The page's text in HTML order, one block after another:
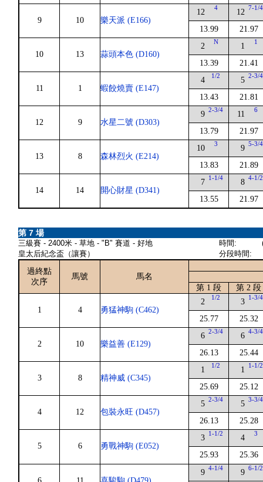
9 10 樂天派 (E166)
12 4
13.99
12 7-1/4
21.97
10 13 蒜頭本色 (D160)
2 N
13.39
1 1
21.41
11 1 蝦餃燒賣 (E147)
4 1/2
13.43
5 2-3/4
21.81
12 9 水星二號 (D303)
9 2-3/4
13.79
11 6
21.97
13 8 森林烈火 (E214)
10 3
13.83
9 5-3/4
21.89
14 14 開心財星 (D341)
7 1-1/4
13.55
8 4-1/2
21.97
第 7 場
三級賽 - 2400米 - 草地 - "B" 賽道 - 好地
皇太后紀念盃（讓賽）
時間:
分段時間:
過終點
次序
馬號
馬名
第 1 段
第 2 段
1 4 勇猛神駒 (C462)
2 1/2
25.77
3 1-3/4
25.32
2 10 樂益善 (E129)
6 2-3/4
26.13
6 4-3/4
25.44
3 8 精神威 (C345)
1 1/2
25.69
1 1-1/2
25.12
4 12 包裝永旺 (D457)
5 2-3/4
26.13
5 3-3/4
25.28
5 6 勇戰神駒 (E052)
3 1-1/2
25.93
4 3
25.36
9 4-1/4 9 6-1/2